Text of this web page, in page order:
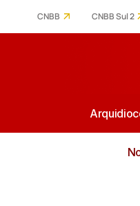
CNBB CNBB Sul 2